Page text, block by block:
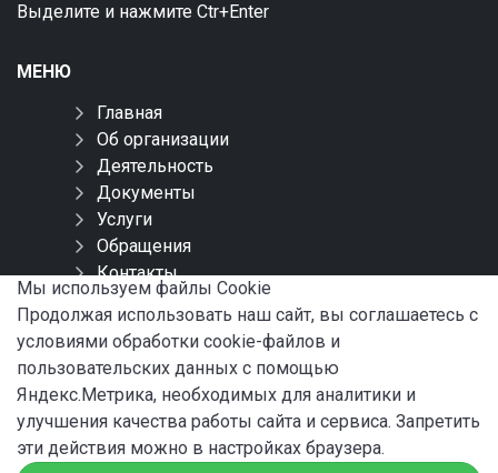
Выделите и нажмите Ctr+Enter
МЕНЮ
Главная
Об организации
Деятельность
Документы
Услуги
Обращения
Контакты
Карта сайта
СОЦИАЛЬНЫЕ СЕТИ
Мы используем файлы Сookie
Продолжая использовать наш сайт, вы соглашаетесь с
условиями обработки cookie-файлов и
пользовательских данных с помощью
Яндекс.Метрика, необходимых для аналитики и
улучшения качества работы сайта и сервиса. Запретить
эти действия можно в настройках браузера.